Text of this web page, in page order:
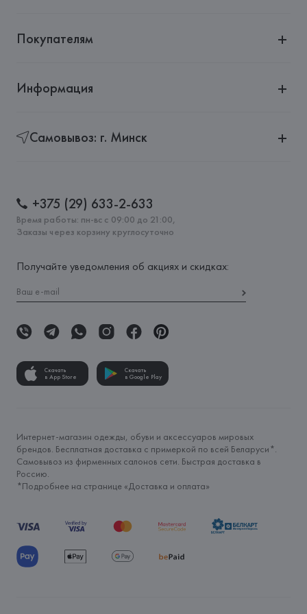
Покупателям
Информация
Самовывоз: г. Минск
+375 (29) 633-2-633
Время работы: пн-вс с 09:00 до 21:00,
Заказы через корзину круглосуточно
Получайте уведомления об акциях и скидках:
Скачать
в App Store
Скачать
в Google Play
Интернет-магазин одежды, обуви и аксессуаров мировых
брендов. Бесплатная доставка с примеркой по всей Беларуси*.
Самовывоз из фирменных салонов сети. Быстрая доставка в
Россию.
*Подробнее на странице «Доставка и оплата»